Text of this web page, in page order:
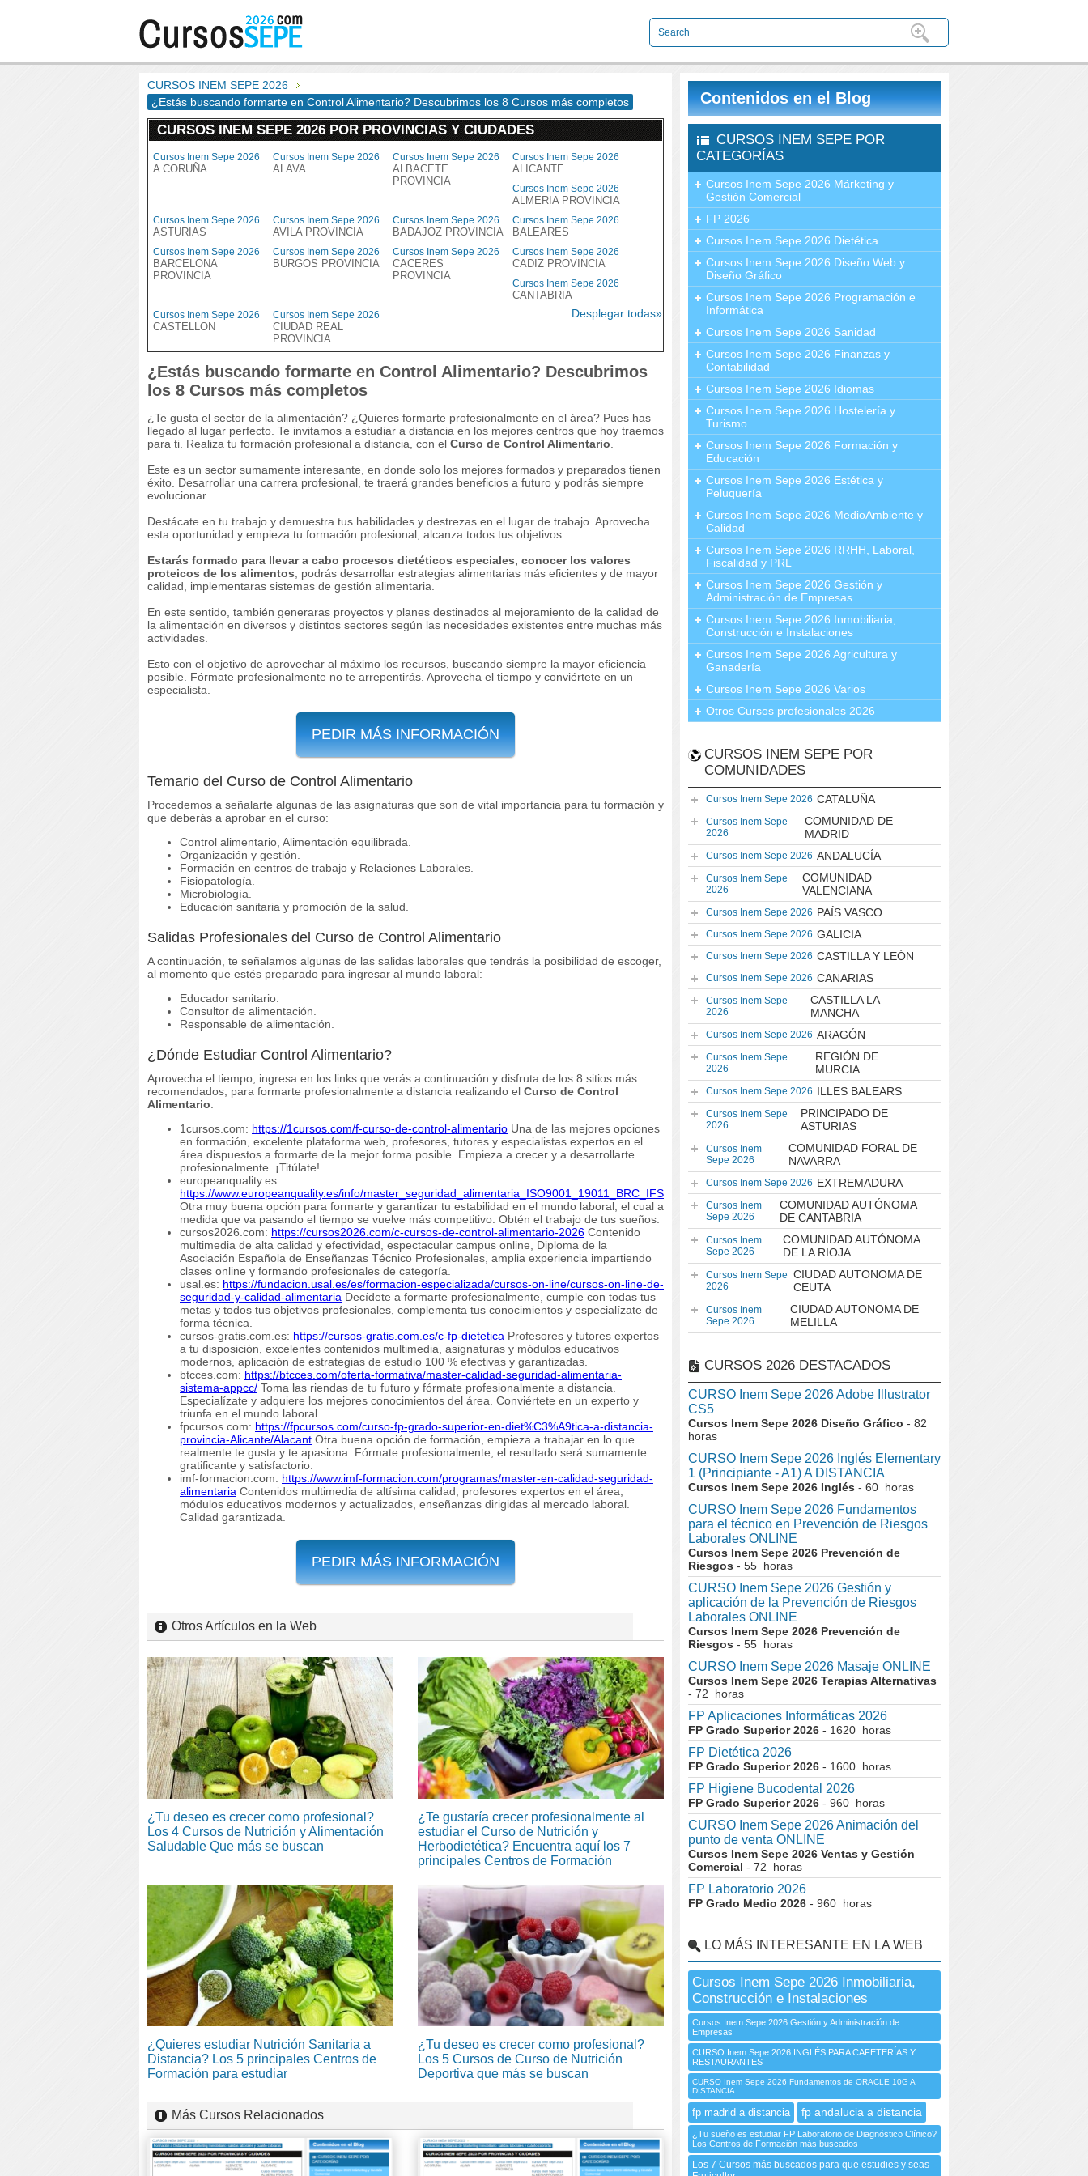
CURSOS INEM SEPE 2026
¿Estás buscando formarte en Control Alimentario? Descubrimos los 8 Cursos más completos
CURSOS INEM SEPE 2026 POR PROVINCIAS Y CIUDADES
Cursos Inem Sepe 2026
A CORUÑA
Cursos Inem Sepe 2026
ALAVA
Cursos Inem Sepe 2026
ALBACETE
PROVINCIA
Cursos Inem Sepe 2026
ALICANTE
Cursos Inem Sepe 2026
ALMERIA PROVINCIA
Cursos Inem Sepe 2026
ASTURIAS
Cursos Inem Sepe 2026
AVILA PROVINCIA
Cursos Inem Sepe 2026
BADAJOZ PROVINCIA
Cursos Inem Sepe 2026
BALEARES
Cursos Inem Sepe 2026
BARCELONA
PROVINCIA
Cursos Inem Sepe 2026
BURGOS PROVINCIA
Cursos Inem Sepe 2026
CACERES
PROVINCIA
Cursos Inem Sepe 2026
CADIZ PROVINCIA
Cursos Inem Sepe 2026
CANTABRIA
Cursos Inem Sepe 2026
CASTELLON
Cursos Inem Sepe 2026
CIUDAD REAL
PROVINCIA
Desplegar todas»
¿Estás buscando formarte en Control Alimentario? Descubrimos
los 8 Cursos más completos
¿Te gusta el sector de la alimentación? ¿Quieres formarte profesionalmente en el área? Pues has
llegado al lugar perfecto. Te invitamos a estudiar a distancia en los mejores centros que hoy traemos
para ti. Realiza tu formación profesional a distancia, con el Curso de Control Alimentario
Este es un sector sumamente interesante, en donde solo los mejores formados y preparados tienen
éxito. Desarrollar una carrera profesional, te traerá grandes beneficios a futuro y podrás siempre
evolucionar.
Destácate en tu trabajo y demuestra tus habilidades y destrezas en el lugar de trabajo. Aprovecha
esta oportunidad y empieza tu formación profesional, alcanza todos tus objetivos.
Estarás formado para llevar a cabo procesos dietéticos especiales, conocer los valores
proteicos de los alimentos , podrás desarrollar estrategias alimentarias más eficientes y de mayor
calidad, implementaras sistemas de gestión alimentaria.
En este sentido, también generaras proyectos y planes destinados al mejoramiento de la calidad de
la alimentación en diversos y distintos sectores según las necesidades existentes entre muchas más
actividades.
Esto con el objetivo de aprovechar al máximo los recursos, buscando siempre la mayor eficiencia
posible. Fórmate profesionalmente no te arrepentirás. Aprovecha el tiempo y conviértete en un
especialista.
PEDIR MÁS INFORMACIÓN
Temario del Curso de Control Alimentario
Procedemos a señalarte algunas de las asignaturas que son de vital importancia para tu formación y
que deberás a aprobar en el curso:
Control alimentario, Alimentación equilibrada.
Organización y gestión.
Formación en centros de trabajo y Relaciones Laborales.
Fisiopatología.
Microbiología.
Educación sanitaria y promoción de la salud.
Salidas Profesionales del Curso de Control Alimentario
A continuación, te señalamos algunas de las salidas laborales que tendrás la posibilidad de escoger,
al momento que estés preparado para ingresar al mundo laboral:
Educador sanitario.
Consultor de alimentación.
Responsable de alimentación.
¿Dónde Estudiar Control Alimentario?
Aprovecha el tiempo, ingresa en los links que verás a continuación y disfruta de los 8 sitios más
recomendados, para formarte profesionalmente a distancia realizando el Curso de Control
Alimentario:
1cursos.com: https://1cursos.com/f-curso-de-control-alimentario Una de las mejores opciones
en formación, excelente plataforma web, profesores, tutores y especialistas expertos en el
área dispuestos a formarte de la mejor forma posible. Empieza a crecer y a desarrollarte
profesionalmente. ¡Titúlate!
europeanquality.es:
https://www.europeanquality.es/info/master_seguridad_alimentaria_ISO9001_19011_BRC_IFS
Otra muy buena opción para formarte y garantizar tu estabilidad en el mundo laboral, el cual a
medida que va pasando el tiempo se vuelve más competitivo. Obtén el trabajo de tus sueños.
cursos2026.com: https://cursos2026.com/c-cursos-de-control-alimentario-2026 Contenido
multimedia de alta calidad y efectividad, espectacular campus online, Diploma de la
Asociación Española de Enseñanzas Técnico Profesionales, amplia experiencia impartiendo
clases online y formando profesionales de categoría.
usal.es: https://fundacion.usal.es/es/formacion-especializada/cursos-on-line/cursos-on-line-de-
seguridad-y-calidad-alimentaria Decídete a formarte profesionalmente, cumple con todas tus
metas y todos tus objetivos profesionales, complementa tus conocimientos y especialízate de
forma técnica.
cursos-gratis.com.es: https://cursos-gratis.com.es/c-fp-dietetica Profesores y tutores expertos
a tu disposición, excelentes contenidos multimedia, asignaturas y módulos educativos
modernos, aplicación de estrategias de estudio 100 % efectivas y garantizadas.
btcces.com: https://btcces.com/oferta-formativa/master-calidad-seguridad-alimentaria-
sistema-appcc/ Toma las riendas de tu futuro y fórmate profesionalmente a distancia.
Especialízate y adquiere los mejores conocimientos del área. Conviértete en un experto y
triunfa en el mundo laboral.
fpcursos.com: https://fpcursos.com/curso-fp-grado-superior-en-diet%C3%A9tica-a-distancia-
provincia-Alicante/Alacant Otra buena opción de formación, empieza a trabajar en lo que
realmente te gusta y te apasiona. Fórmate profesionalmente, el resultado será sumamente
gratificante y satisfactorio.
imf-formacion.com: https://www.imf-formacion.com/programas/master-en-calidad-seguridad-
alimentaria Contenidos multimedia de altísima calidad, profesores expertos en el área,
módulos educativos modernos y actualizados, enseñanzas dirigidas al mercado laboral.
Calidad garantizada.
PEDIR MÁS INFORMACIÓN
Otros Artículos en la Web
¿Tu deseo es crecer como profesional?
Los 4 Cursos de Nutrición y Alimentación
Saludable Que más se buscan
¿Te gustaría crecer profesionalmente al
estudiar el Curso de Nutrición y
Herbodietética? Encuentra aquí los 7
principales Centros de Formación
¿Quieres estudiar Nutrición Sanitaria a
Distancia? Los 5 principales Centros de
Formación para estudiar
¿Tu deseo es crecer como profesional?
Los 5 Cursos de Curso de Nutrición
Deportiva que más se buscan
Más Cursos Relacionados
Contenidos en el Blog
CURSOS INEM SEPE POR
CATEGORÍAS
Cursos Inem Sepe 2026 Márketing y
Gestión Comercial
FP 2026
Cursos Inem Sepe 2026 Dietética
Cursos Inem Sepe 2026 Diseño Web y
Diseño Gráfico
Cursos Inem Sepe 2026 Programación e
Informática
Cursos Inem Sepe 2026 Sanidad
Cursos Inem Sepe 2026 Finanzas y
Contabilidad
Cursos Inem Sepe 2026 Idiomas
Cursos Inem Sepe 2026 Hostelería y
Turismo
Cursos Inem Sepe 2026 Formación y
Educación
Cursos Inem Sepe 2026 Estética y
Peluquería
Cursos Inem Sepe 2026 MedioAmbiente y
Calidad
Cursos Inem Sepe 2026 RRHH, Laboral,
Fiscalidad y PRL
Cursos Inem Sepe 2026 Gestión y
Administración de Empresas
Cursos Inem Sepe 2026 Inmobiliaria,
Construcción e Instalaciones
Cursos Inem Sepe 2026 Agricultura y
Ganadería
Cursos Inem Sepe 2026 Varios
Otros Cursos profesionales 2026
CURSOS INEM SEPE POR
COMUNIDADES
Cursos Inem Sepe 2026 CATALUÑA
Cursos Inem Sepe
2026
COMUNIDAD DE
MADRID
Cursos Inem Sepe 2026 ANDALUCÍA
Cursos Inem Sepe
2026
COMUNIDAD
VALENCIANA
Cursos Inem Sepe 2026 PAÍS VASCO
Cursos Inem Sepe 2026 GALICIA
Cursos Inem Sepe 2026 CASTILLA Y LEÓN
Cursos Inem Sepe 2026 CANARIAS
Cursos Inem Sepe
2026
CASTILLA LA
MANCHA
Cursos Inem Sepe 2026 ARAGÓN
Cursos Inem Sepe
2026
REGIÓN DE
MURCIA
Cursos Inem Sepe 2026 ILLES BALEARS
Cursos Inem Sepe
2026
PRINCIPADO DE
ASTURIAS
Cursos Inem
Sepe 2026
COMUNIDAD FORAL DE
NAVARRA
Cursos Inem Sepe 2026 EXTREMADURA
Cursos Inem
Sepe 2026
COMUNIDAD AUTÓNOMA
DE CANTABRIA
Cursos Inem
Sepe 2026
COMUNIDAD AUTÓNOMA
DE LA RIOJA
Cursos Inem Sepe
2026
CIUDAD AUTONOMA DE
CEUTA
Cursos Inem
Sepe 2026
CIUDAD AUTONOMA DE
MELILLA
CURSOS 2026 DESTACADOS
CURSO Inem Sepe 2026 Adobe Illustrator
CS5
Cursos Inem Sepe 2026 Diseño Gráfico - 82
horas
CURSO Inem Sepe 2026 Inglés Elementary
1 (Principiante - A1) A DISTANCIA
Cursos Inem Sepe 2026 Inglés - 60 horas
CURSO Inem Sepe 2026 Fundamentos
para el técnico en Prevención de Riesgos
Laborales ONLINE
Cursos Inem Sepe 2026 Prevención de
Riesgos - 55 horas
CURSO Inem Sepe 2026 Gestión y
aplicación de la Prevención de Riesgos
Laborales ONLINE
Cursos Inem Sepe 2026 Prevención de
Riesgos - 55 horas
CURSO Inem Sepe 2026 Masaje ONLINE
Cursos Inem Sepe 2026 Terapias Alternativas
- 72 horas
FP Aplicaciones Informáticas 2026
FP Grado Superior 2026 - 1620 horas
FP Dietética 2026
FP Grado Superior 2026 - 1600 horas
FP Higiene Bucodental 2026
FP Grado Superior 2026 - 960 horas
CURSO Inem Sepe 2026 Animación del
punto de venta ONLINE
Cursos Inem Sepe 2026 Ventas y Gestión
Comercial - 72 horas
FP Laboratorio 2026
FP Grado Medio 2026 - 960 horas
LO MÁS INTERESANTE EN LA WEB
Cursos Inem Sepe 2026 Inmobiliaria,
Construcción e Instalaciones
Cursos Inem Sepe 2026 Gestión y Administración de
Empresas
CURSO Inem Sepe 2026 INGLÉS PARA CAFETERÍAS Y
RESTAURANTES
CURSO Inem Sepe 2026 Fundamentos de ORACLE 10G A
DISTANCIA
fp madrid a distancia fp andalucia a distancia
¿Tu sueño es estudiar FP Laboratorio de Diagnóstico Clínico?
Los Centros de Formación más buscados
Los 7 Cursos más buscados para que estudies y seas